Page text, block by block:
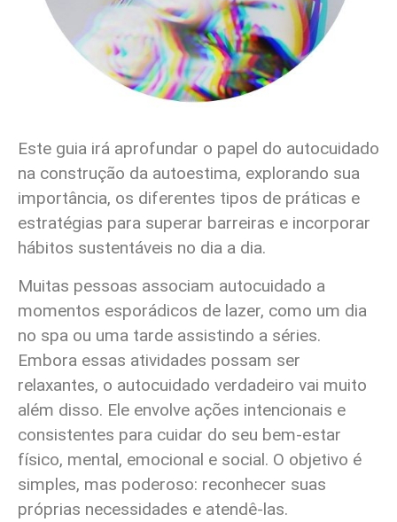
Este guia irá aprofundar o papel do autocuidado
na construção da autoestima, explorando sua
importância, os diferentes tipos de práticas e
estratégias para superar barreiras e incorporar
hábitos sustentáveis no dia a dia.
Muitas pessoas associam autocuidado a
momentos esporádicos de lazer, como um dia
no spa ou uma tarde assistindo a séries.
Embora essas atividades possam ser
relaxantes, o autocuidado verdadeiro vai muito
além disso. Ele envolve ações intencionais e
consistentes para cuidar do seu bem-estar
físico, mental, emocional e social. O objetivo é
simples, mas poderoso: reconhecer suas
próprias necessidades e atendê-las.